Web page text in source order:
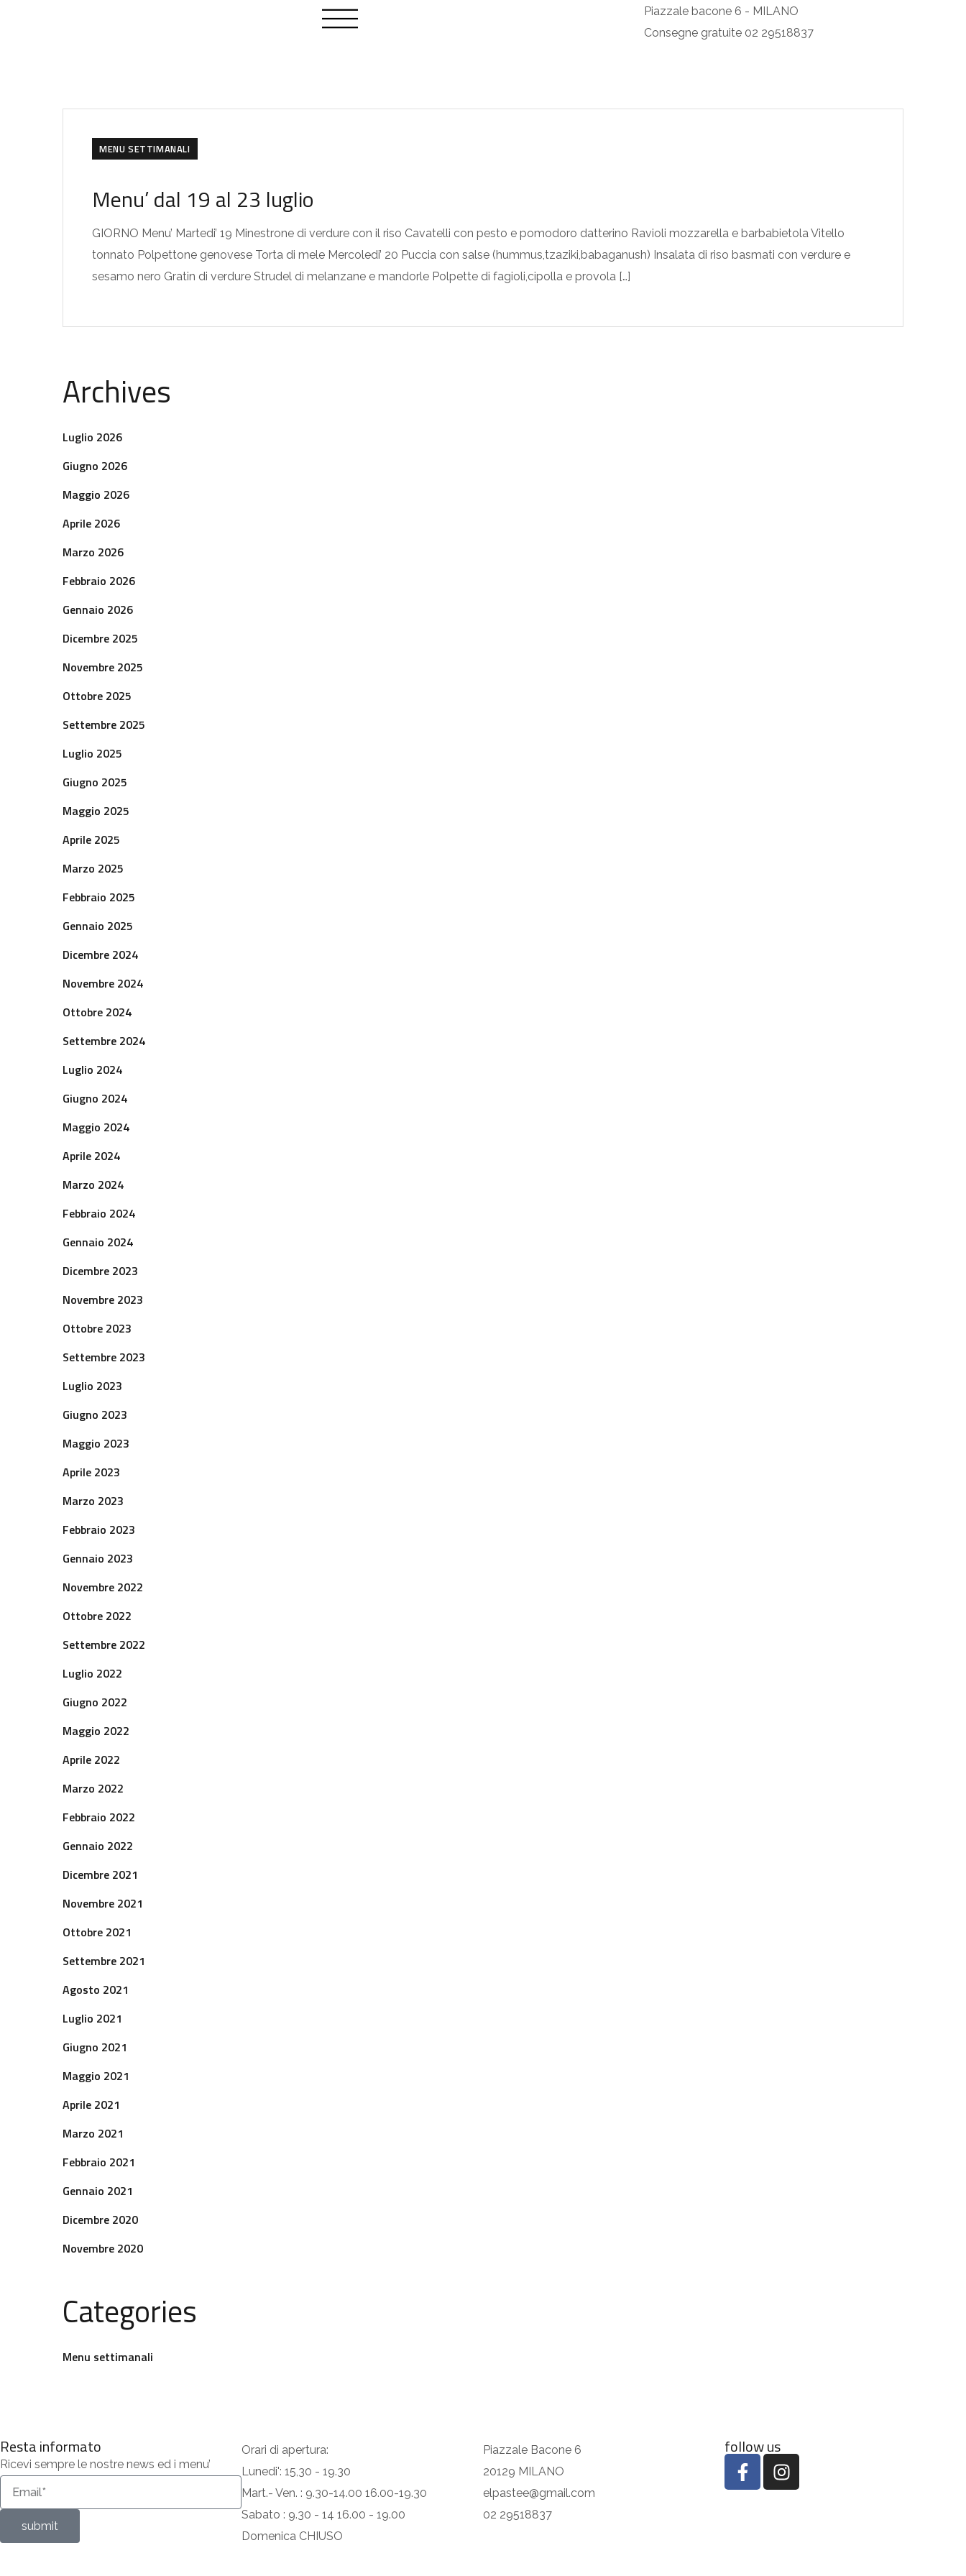
Piazzale bacone 6 - MILANO
Consegne gratuite 02 29518837
MENU SETTIMANALI
Menu’ dal 19 al 23 luglio
GIORNO Menu’ Martedi’ 19 Minestrone di verdure con il riso Cavatelli con pesto e pomodoro datterino Ravioli mozzarella e barbabietola Vitello
tonnato Polpettone genovese Torta di mele Mercoledi’ 20 Puccia con salse (hummus,tzaziki,babaganush) Insalata di riso basmati con verdure e
sesamo nero Gratin di verdure Strudel di melanzane e mandorle Polpette di fagioli,cipolla e provola […]
Archives
Luglio 2026
Giugno 2026
Maggio 2026
Aprile 2026
Marzo 2026
Febbraio 2026
Gennaio 2026
Dicembre 2025
Novembre 2025
Ottobre 2025
Settembre 2025
Luglio 2025
Giugno 2025
Maggio 2025
Aprile 2025
Marzo 2025
Febbraio 2025
Gennaio 2025
Dicembre 2024
Novembre 2024
Ottobre 2024
Settembre 2024
Luglio 2024
Giugno 2024
Maggio 2024
Aprile 2024
Marzo 2024
Febbraio 2024
Gennaio 2024
Dicembre 2023
Novembre 2023
Ottobre 2023
Settembre 2023
Luglio 2023
Giugno 2023
Maggio 2023
Aprile 2023
Marzo 2023
Febbraio 2023
Gennaio 2023
Novembre 2022
Ottobre 2022
Settembre 2022
Luglio 2022
Giugno 2022
Maggio 2022
Aprile 2022
Marzo 2022
Febbraio 2022
Gennaio 2022
Dicembre 2021
Novembre 2021
Ottobre 2021
Settembre 2021
Agosto 2021
Luglio 2021
Giugno 2021
Maggio 2021
Aprile 2021
Marzo 2021
Febbraio 2021
Gennaio 2021
Dicembre 2020
Novembre 2020
Categories
Menu settimanali
Resta informato
Ricevi sempre le nostre news ed i menu’
submit
Orari di apertura:
Lunedi': 15,30 - 19.30
Mart.- Ven. : 9.30-14.00 16.00-19.30
Sabato : 9.30 - 14 16.00 - 19.00
Domenica CHIUSO
Piazzale Bacone 6
20129 MILANO
elpastee@gmail.com
02 29518837
follow us